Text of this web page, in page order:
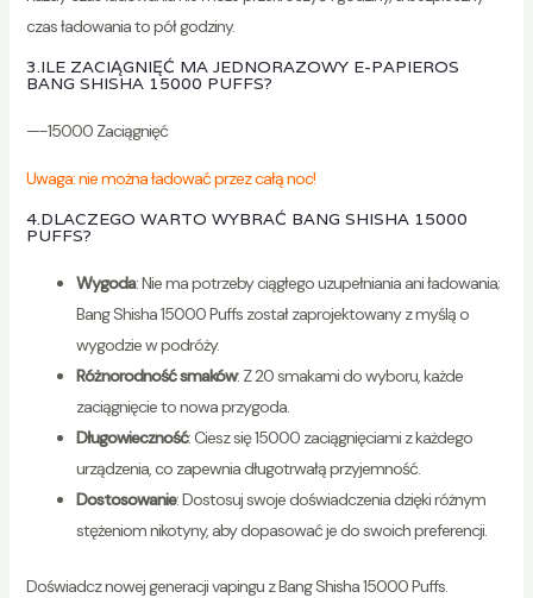
czas ładowania to pół godziny.
3.ILE ZACIĄGNIĘĆ MA JEDNORAZOWY E-PAPIEROS
BANG SHISHA 15000 PUFFS?
—-15000 Zaciągnięć
Uwaga: nie można ładować przez całą noc!
4.DLACZEGO WARTO WYBRAĆ BANG SHISHA 15000
PUFFS?
Wygoda: Nie ma potrzeby ciągłego uzupełniania ani ładowania;
Bang Shisha 15000 Puffs został zaprojektowany z myślą o
wygodzie w podróży.
Różnorodność smaków: Z 20 smakami do wyboru, każde
zaciągnięcie to nowa przygoda.
Długowieczność: Ciesz się 15000 zaciągnięciami z każdego
urządzenia, co zapewnia długotrwałą przyjemność.
Dostosowanie: Dostosuj swoje doświadczenia dzięki różnym
stężeniom nikotyny, aby dopasować je do swoich preferencji.
Doświadcz nowej generacji vapingu z Bang Shisha 15000 Puffs.